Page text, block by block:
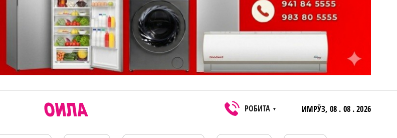
РОБИТА ▼ ИМРӮЗ, 08 . 08 . 2026